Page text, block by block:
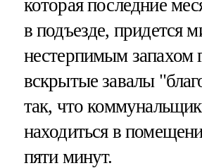
которая последние
в подъезде, придется
нестерпимым
вскрытые завалы
так, что
находиться в
пяти минут.